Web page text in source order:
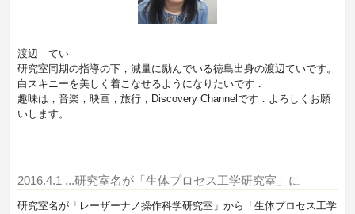
渡辺 てい
研究室同期の指導の下，減量に励んでいる徳島出身の渡辺ていです。
白スキニーを美しく着こなせるようになりたいです．
趣味は，音楽，映画，旅行，Discovery Channelです．よろしくお願
いします。
2016.4.1 ...研究室名が「生体プロセス工学研究室」に
研究室名が「レーザーナノ操作科学研究室」から「生体プロセス工学